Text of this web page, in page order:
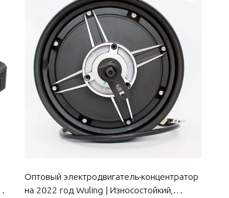
Оптовый электродвигатель-концентратор
на 2022 год Wuling | Износостойкий,